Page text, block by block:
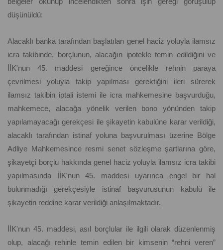
düşünüldü:
Alacaklı banka tarafından başlatılan genel haciz yoluyla ilamsız
icra takibinde, borçlunun, alacağın ipotekle temin edildiğini ve
İİK'nun 45. maddesi gereğince öncelikle rehnin paraya
çevrilmesi yoluyla takip yapılması gerektiğini ileri sürerek
ilamsız takibin iptali istemi ile icra mahkemesine başvurduğu,
mahkemece, alacağa yönelik verilen bono yönünden takip
yapılamayacağı gerekçesi ile şikayetin kabulüne karar verildiği,
alacaklı tarafından istinaf yoluna başvurulması üzerine Bölge
Adliye Mahkemesince resmi senet sözleşme şartlarına göre,
şikayetçi borçlu hakkında genel haciz yoluyla ilamsız icra takibi
yapılmasında İİK'nun 45. maddesi uyarınca engel bir hal
bulunmadığı gerekçesiyle istinaf başvurusunun kabulü ile
şikayetin reddine karar verildiği anlaşılmaktadır.
İİK'nun 45. maddesi, asıl borçlular ile ilgili olarak düzenlenmiş
olup, alacağı rehinle temin edilen bir kimsenin “rehni veren”